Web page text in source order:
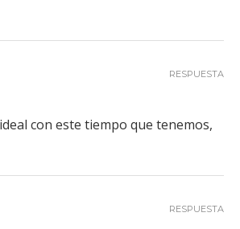
con este tiempo que tenemos,
RESPUESTA
RESPUESTA